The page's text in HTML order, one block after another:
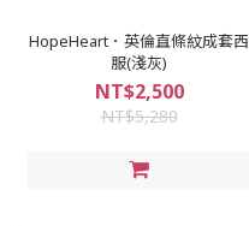
HopeHeart．英倫直條紋成套西
服(淺灰)
NT$2,500
NT$5,280